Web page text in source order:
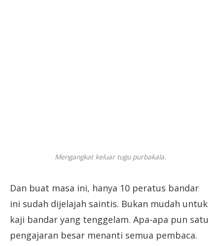
Mengangkat keluar tugu purbakala.
Dan buat masa ini, hanya 10 peratus bandar
ini sudah dijelajah saintis. Bukan mudah untuk
kaji bandar yang tenggelam. Apa-apa pun satu
pengajaran besar menanti semua pembaca.